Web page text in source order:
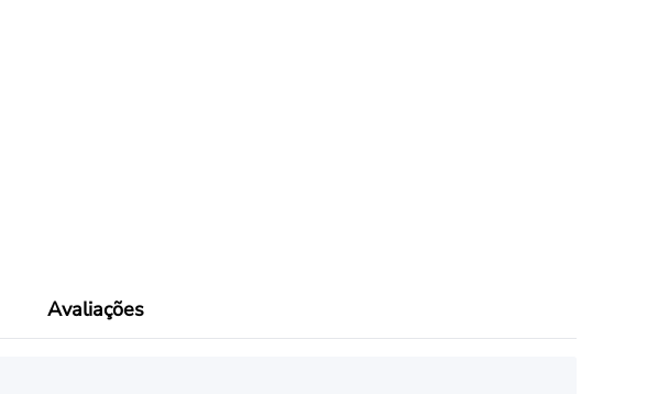
Avaliações